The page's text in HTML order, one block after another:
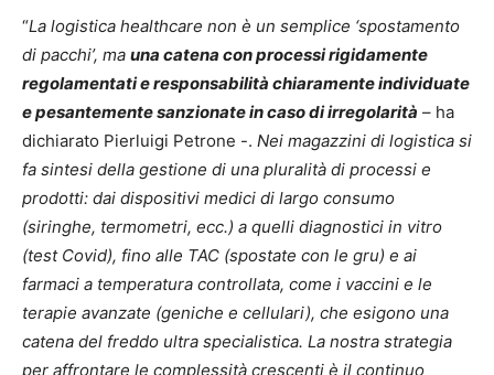
“La logistica healthcare non è un semplice ‘spostamento
di pacchi’, ma una catena con processi rigidamente
regolamentati e responsabilità chiaramente individuate
e pesantemente sanzionate in caso di irregolarità – ha
dichiarato Pierluigi Petrone -. Nei magazzini di logistica si
fa sintesi della gestione di una pluralità di processi e
prodotti: dai dispositivi medici di largo consumo
(siringhe, termometri, ecc.) a quelli diagnostici in vitro
(test Covid), fino alle TAC (spostate con le gru) e ai
farmaci a temperatura controllata, come i vaccini e le
terapie avanzate (geniche e cellulari), che esigono una
catena del freddo ultra specialistica. La nostra strategia
per affrontare le complessità crescenti è il continuo